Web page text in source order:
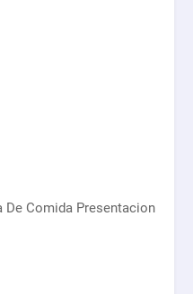
De Comida Presentacion